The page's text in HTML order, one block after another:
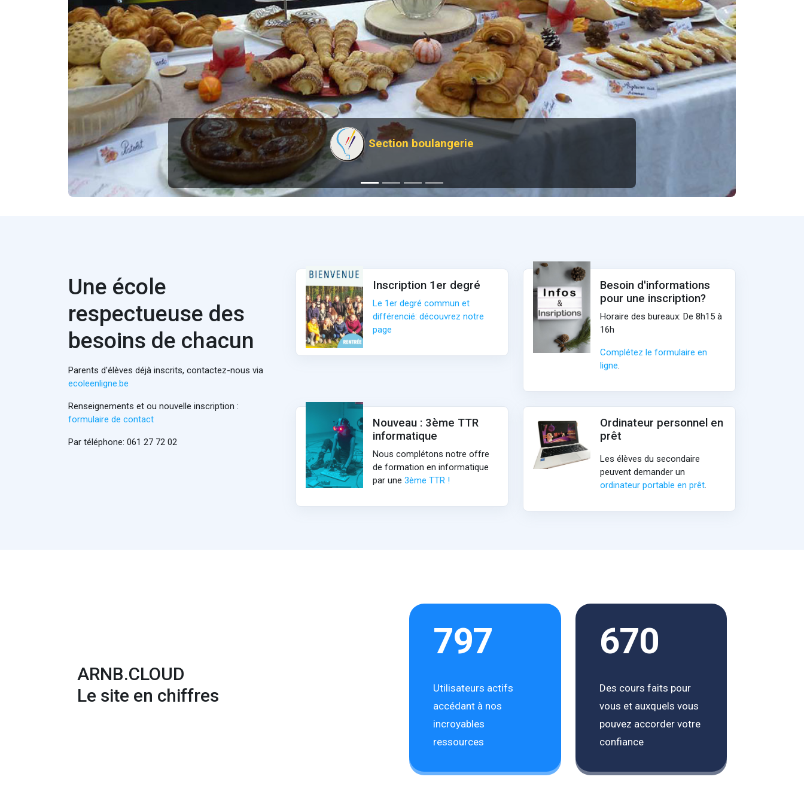
Section boulangerie
Une école
respectueuse des
besoins de chacun
Parents d'élèves déjà inscrits, contactez-nous via
ecoleenligne.be
Renseignements et ou nouvelle inscription :
formulaire de contact
Par téléphone: 061 27 72 02
Inscription 1er degré
Le 1er degré commun et
différencié: découvrez notre
page
Besoin d'informations
pour une inscription?
Horaire des bureaux: De 8h15 à
16h
Complétez le formulaire en
ligne.
Nouveau : 3ème TTR
informatique
Nous complétons notre offre
de formation en informatique
par une 3ème TTR !
Ordinateur personnel en
prêt
Les élèves du secondaire
peuvent demander un
ordinateur portable en prêt.
ARNB.CLOUD
Le site en chiffres
797
Utilisateurs actifs
accédant à nos
incroyables
ressources
670
Des cours faits pour
vous et auxquels vous
pouvez accorder votre
confiance